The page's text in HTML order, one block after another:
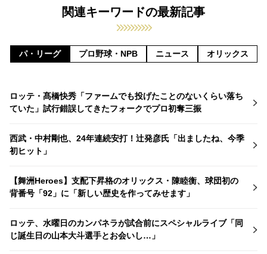
関連キーワードの最新記事
パ・リーグ プロ野球・NPB ニュース オリックス
ロッテ・髙橋快秀「ファームでも投げたことのないくらい落ち
ていた」試行錯誤してきたフォークでプロ初奪三振
西武・中村剛也、24年連続安打！辻発彦氏「出ましたね、今季
初ヒット」
【舞洲Heroes】支配下昇格のオリックス・陳睦衡、球団初の
背番号「92」に「新しい歴史を作ってみせます」
ロッテ、水曜日のカンパネラが試合前にスペシャルライブ「同
じ誕生日の山本大斗選手とお会いし…」